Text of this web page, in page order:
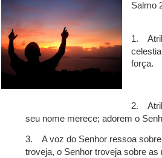
Salmo
1.
força.
2.
seu nome merece; adorem o
3.
A voz do Senhor ressoa
troveja, o Senhor troveja sobre as